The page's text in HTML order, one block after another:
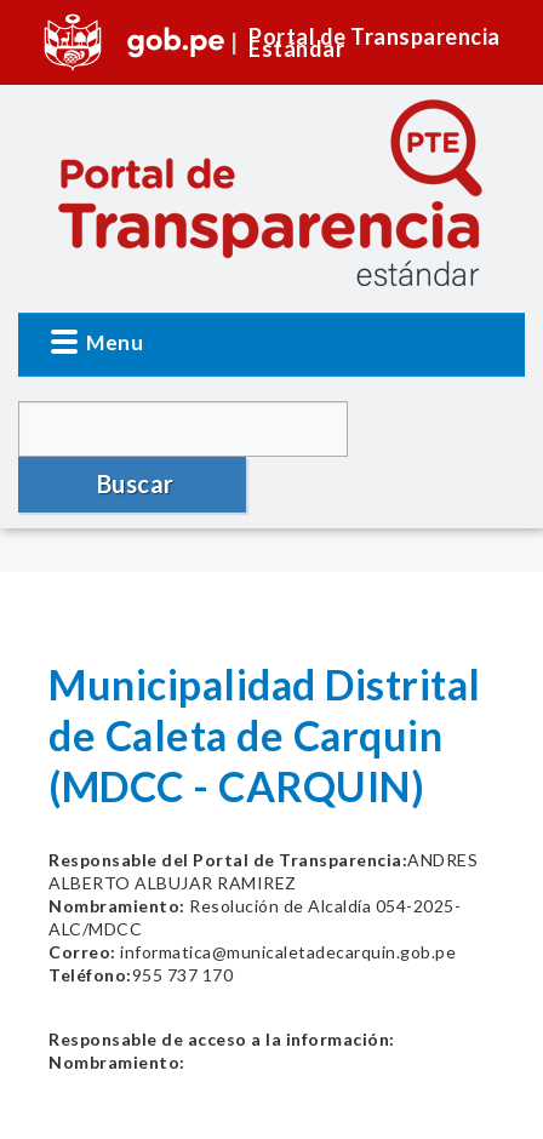
Portal de Transparencia
Estándar
Menu
Buscar
Municipalidad Distrital
de Caleta de Carquin
(MDCC - CARQUIN)
Responsable del Portal de Transparencia:ANDRES
ALBERTO ALBUJAR RAMIREZ
Nombramiento: Resolución de Alcaldía 054-2025-
ALC/MDCC
Correo: informatica@municaletadecarquin.gob.pe
Teléfono:955 737 170
Responsable de acceso a la información:
Nombramiento: